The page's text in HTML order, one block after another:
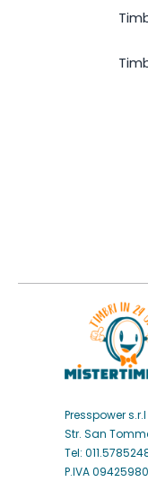
Presspower s.r.l
Str. San
Tel:
P.IVA